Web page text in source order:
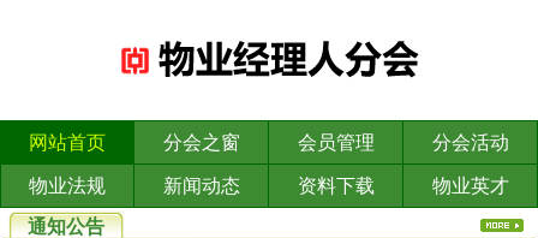
网站首页 分会之窗 会员管理 分会活动
物业法规 新闻动态 资料下载
物业英才
通知公告